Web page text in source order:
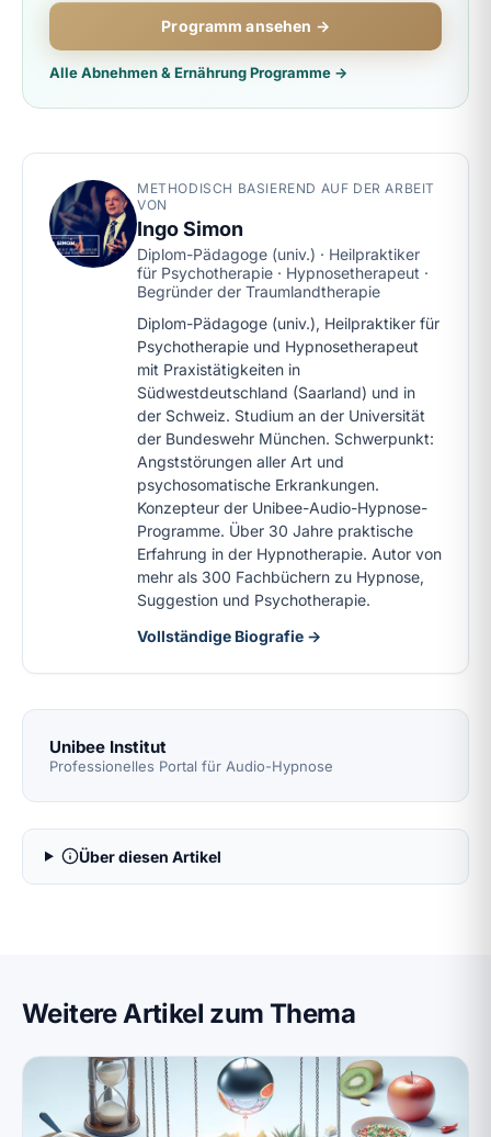
Programm ansehen →
Alle Abnehmen & Ernährung Programme →
METHODISCH BASIEREND AUF DER ARBEIT
VON
Ingo Simon
Diplom-Pädagoge (univ.) · Heilpraktiker
für Psychotherapie · Hypnosetherapeut ·
Begründer der Traumlandtherapie
Diplom-Pädagoge (univ.), Heilpraktiker für
Psychotherapie und Hypnosetherapeut
mit Praxistätigkeiten in
Südwestdeutschland (Saarland) und in
der Schweiz. Studium an der Universität
der Bundeswehr München. Schwerpunkt:
Angststörungen aller Art und
psychosomatische Erkrankungen.
Konzepteur der Unibee-Audio-Hypnose-
Programme. Über 30 Jahre praktische
Erfahrung in der Hypnotherapie. Autor von
mehr als 300 Fachbüchern zu Hypnose,
Suggestion und Psychotherapie.
Vollständige Biografie →
Unibee Institut
Professionelles Portal für Audio-Hypnose
Über diesen Artikel
Weitere Artikel zum Thema